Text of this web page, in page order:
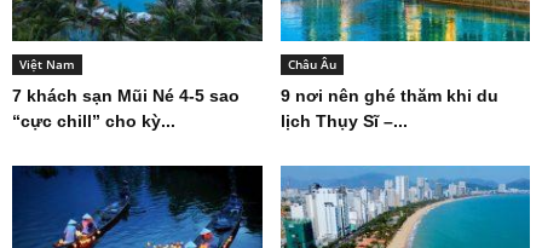
Việt Nam
7 khách sạn Mũi Né 4-5 sao
“cực chill” cho kỳ...
Châu Âu
9 nơi nên ghé thăm khi du
lịch Thụy Sĩ –...